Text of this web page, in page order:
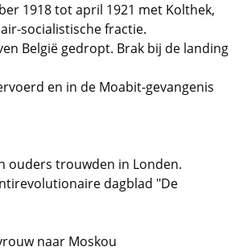
1918 tot april 1921 met Kolthek,
socialistische fractie.
België gedropt. Brak bij de landing
en in de Moabit-gevangenis
ouders trouwden in Londen.
dagblad "De
naar Moskou